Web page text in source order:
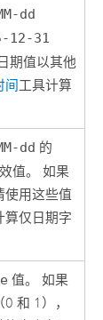
dd
12-31
期值以其他
间工具计算
dd 的
值。 如果
使用这些值
算仅日期字
值。 如果
和 1），